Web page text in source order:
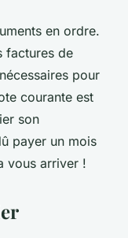
en ordre.
factures de
pour
courante est
son
payer un mois
vous arriver !